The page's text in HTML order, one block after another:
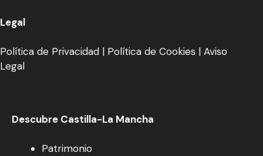
Legal
Política de Privacidad | Política de Cookies | Aviso
Legal
Descubre Castilla-La Mancha
Patrimonio